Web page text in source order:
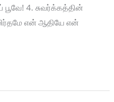
4. சுவர்க்கத்தின்
என் ஆதியே என்